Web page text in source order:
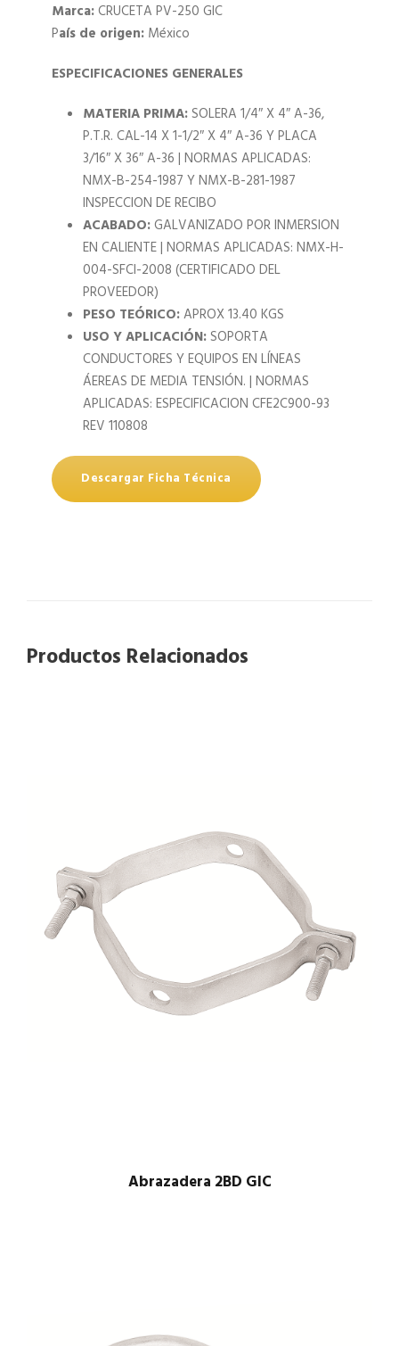
Marca:CRUCETA PV-250 GIC
País de origen: México
ESPECIFICACIONES GENERALES
MATERIA PRIMA:SOLERA 1/4″ X 4″ A-36,
P.T.R. CAL-14 X 1-1/2″ X 4″ A-36 Y PLACA
3/16″ X 36″ A-36 | NORMAS APLICADAS:
NMX-B-254-1987 Y NMX-B-281-1987
INSPECCION DE RECIBO
ACABADO:GALVANIZADO POR INMERSION
EN CALIENTE | NORMAS APLICADAS: NMX-H-
004-SFCI-2008 (CERTIFICADO DEL
PROVEEDOR)
PESO TEÓRICO:APROX 13.40 KGS
USO Y APLICACIÓN:SOPORTA
CONDUCTORES Y EQUIPOS EN LÍNEAS
ÁEREAS DE MEDIA TENSIÓN. | NORMAS
APLICADAS: ESPECIFICACION CFE2C900-93
REV 110808
Descargar Ficha Técnica
Productos Relacionados
Abrazadera 2BD GIC